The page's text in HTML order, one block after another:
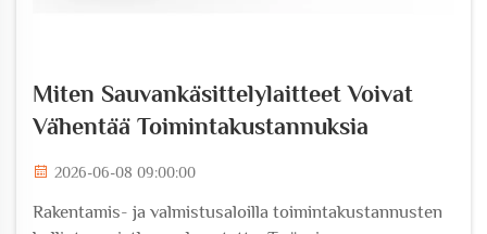
Miten Sauvankäsittelylaitteet Voivat
Vähentää Toimintakustannuksia
2026-06-08 09:00:00
Rakentamis- ja valmistusaloilla toimintakustannusten